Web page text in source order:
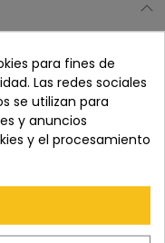
L-Mount
para montura L es
y un sistema de
excepcional en
robusta contra
para fines de
Las redes sociales
se utilizan para
y anuncios
y el procesamiento